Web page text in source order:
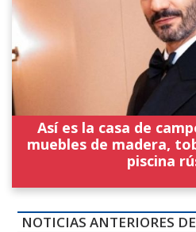
Así es la casa de
muebles de madera,
piscina
NOTICIAS ANTERIORES